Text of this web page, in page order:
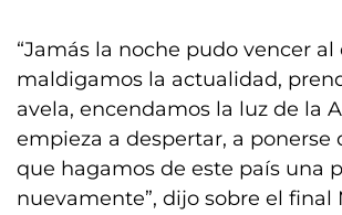
“Jamás la noche pudo vencer al
maldigamos la actualidad,
avela, encendamos la luz de la
empieza a despertar, a ponerse
que hagamos de este país una
nuevamente”, dijo sobre el final